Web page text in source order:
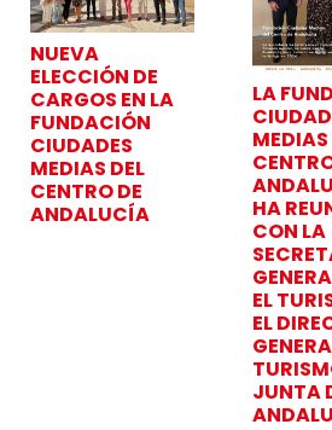
NUEVA
ELECCIÓN DE
CARGOS EN LA
FUNDACIÓN
CIUDADES
MEDIAS DEL
CENTRO DE
ANDALUCÍA
LA
MEDIAS
HA
CON LA
EL
EL
JUNTA